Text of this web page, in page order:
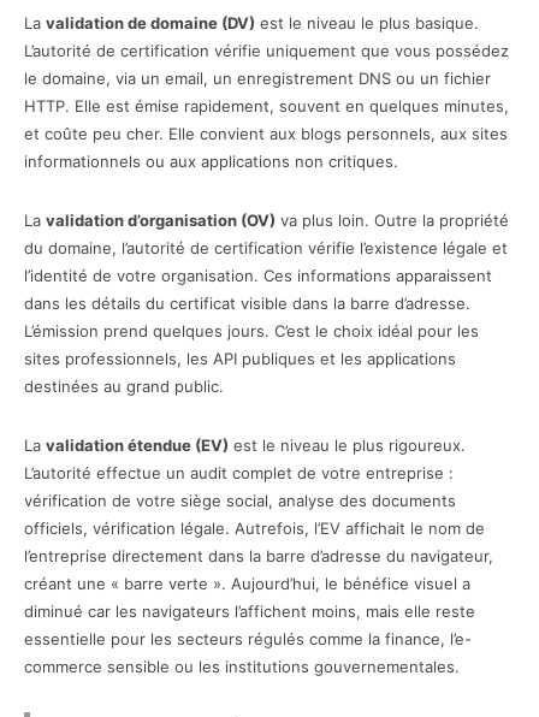
La validation de domaine (DV) est le niveau le plus basique.
L’autorité de certification vérifie uniquement que vous possédez
le domaine, via un email, un enregistrement DNS ou un fichier
HTTP. Elle est émise rapidement, souvent en quelques minutes,
et coûte peu cher. Elle convient aux blogs personnels, aux sites
informationnels ou aux applications non critiques.
La validation d’organisation (OV) va plus loin. Outre la propriété
du domaine, l’autorité de certification vérifie l’existence légale et
l’identité de votre organisation. Ces informations apparaissent
dans les détails du certificat visible dans la barre d’adresse.
L’émission prend quelques jours. C’est le choix idéal pour les
sites professionnels, les API publiques et les applications
destinées au grand public.
La validation étendue (EV) est le niveau le plus rigoureux.
L’autorité effectue un audit complet de votre entreprise :
vérification de votre siège social, analyse des documents
officiels, vérification légale. Autrefois, l’EV affichait le nom de
l’entreprise directement dans la barre d’adresse du navigateur,
créant une « barre verte ». Aujourd’hui, le bénéfice visuel a
diminué car les navigateurs l’affichent moins, mais elle reste
essentielle pour les secteurs régulés comme la finance, l’e-
commerce sensible ou les institutions gouvernementales.